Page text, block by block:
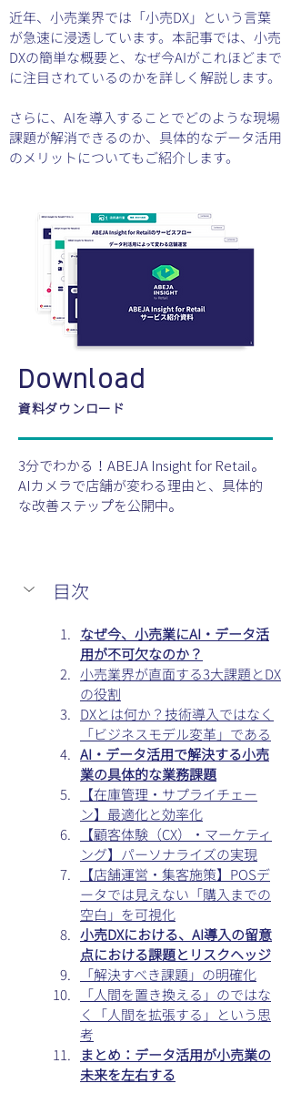
近年、小売業界では「小売DX」という言葉
が急速に浸透しています。本記事では、小売
DXの簡単な概要と、なぜ今AIがこれほどまで
に注目されているのかを詳しく解説します。
さらに、AIを導入することでどのような現場
課題が解消できるのか、具体的なデータ活用
のメリットについてもご紹介します。
Download
資料ダウンロード
3分でわかる！ABEJA Insight for Retail。
AIカメラで店舗が変わる理由と、具体的
な改善ステップを公開中。
目次
なぜ今、小売業にAI・データ活
用が不可欠なのか？
小売業界が直面する3大課題とDX
の役割
DXとは何か？技術導入ではなく
「ビジネスモデル変革」である
AI・データ活用で解決する小売
業の具体的な業務課題
【在庫管理・サプライチェー
ン】最適化と効率化
【顧客体験（CX）・マーケティ
ング】パーソナライズの実現
【店舗運営・集客施策】POSデ
ータでは見えない「購入までの
空白」を可視化
小売DXにおける、AI導入の留意
点における課題とリスクヘッジ
「解決すべき課題」の明確化
「人間を置き換える」のではな
く「人間を拡張する」という思
考
まとめ：データ活用が小売業の
未来を左右する